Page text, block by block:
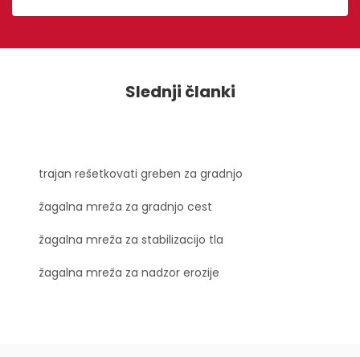
Slednji članki
trajan rešetkovati greben za gradnjo
žagalna mreža za gradnjo cest
žagalna mreža za stabilizacijo tla
žagalna mreža za nadzor erozije